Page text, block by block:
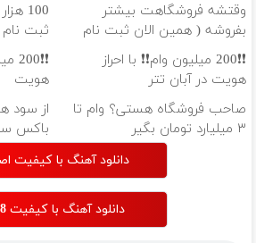
وقتشه فروشگاهت بیشتر
بفروشه ( همین الان ثبت نام
کن )
100
ثبت
❗❗200 میلیون وام❗❗ با احراز
هویت در آبان تتر
هویت
صاحب فروشگاه هستی؟ وام تا
۳ میلیارد تومان بگیر
از سود
باکس
دانلود آهنگ با کیفیت
دانلود آهنگ با کیفیت 128